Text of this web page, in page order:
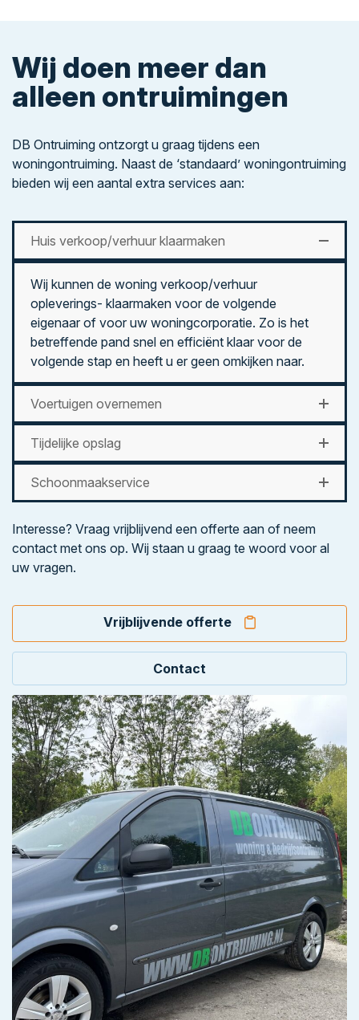
Wij doen meer dan
alleen ontruimingen
DB Ontruiming ontzorgt u graag tijdens een
woningontruiming. Naast de ‘standaard’ woningontruiming
bieden wij een aantal extra services aan:
Huis verkoop/verhuur klaarmaken
Wij kunnen de woning verkoop/verhuur
opleverings- klaarmaken voor de volgende
eigenaar of voor uw woningcorporatie. Zo is het
betreffende pand snel en efficiënt klaar voor de
volgende stap en heeft u er geen omkijken naar.
Voertuigen overnemen
Tijdelijke opslag
Schoonmaakservice
Interesse? Vraag vrijblijvend een offerte aan of neem
contact met ons op. Wij staan u graag te woord voor al
uw vragen.
Vrijblijvende offerte
Contact